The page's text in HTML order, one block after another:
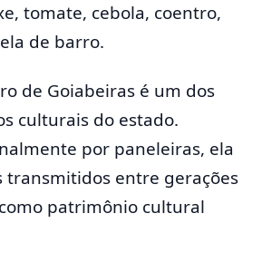
tomate, cebola, coentro,
de barro.
de Goiabeiras é um dos
culturais do estado.
por paneleiras, ela
transmitidos entre gerações
patrimônio cultural